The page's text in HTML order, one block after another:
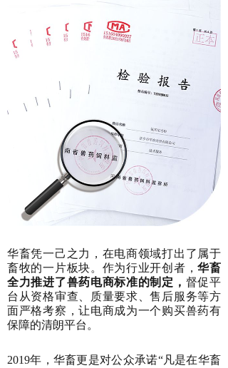
华畜凭一己之力，在电商领域打出了属于
畜牧的一片板块。作为行业开创者，华畜
全力推进了兽药电商标准的制定， 督促平
台从资格审查、质量要求、售后服务等方
面严格考察，让电商成为一个购买兽药有
保障的清朗平台。
2019年，华畜更是对公众承诺“凡是在华畜